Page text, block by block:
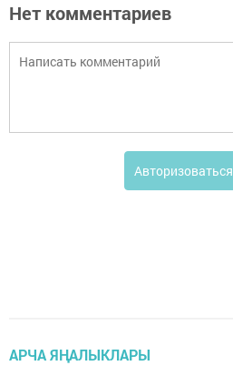
Нет комментариев
Авторизоваться
АРЧА ЯҢАЛЫКЛАРЫ